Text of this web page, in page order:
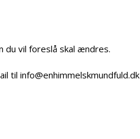
du vil foreslå skal ændres.
til info@enhimmelskmundfuld.dk